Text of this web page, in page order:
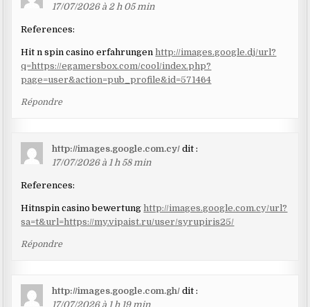
17/07/2026 à 2 h 05 min
References:
Hit n spin casino erfahrungenhttp://images.google.dj/url?
q=https://egamersbox.com/cool/index.php?
page=user&action=pub_profile&id=571464
Répondre
http://images.google.com.cy/ dit :
17/07/2026 à 1 h 58 min
References:
Hitnspin casino bewertung http://images.google.com.cy/url?
sa=t&url=https://my.vipaist.ru/user/syrupiris25/
Répondre
http://images.google.com.gh/ dit :
17/07/2026 à 1 h 19 min